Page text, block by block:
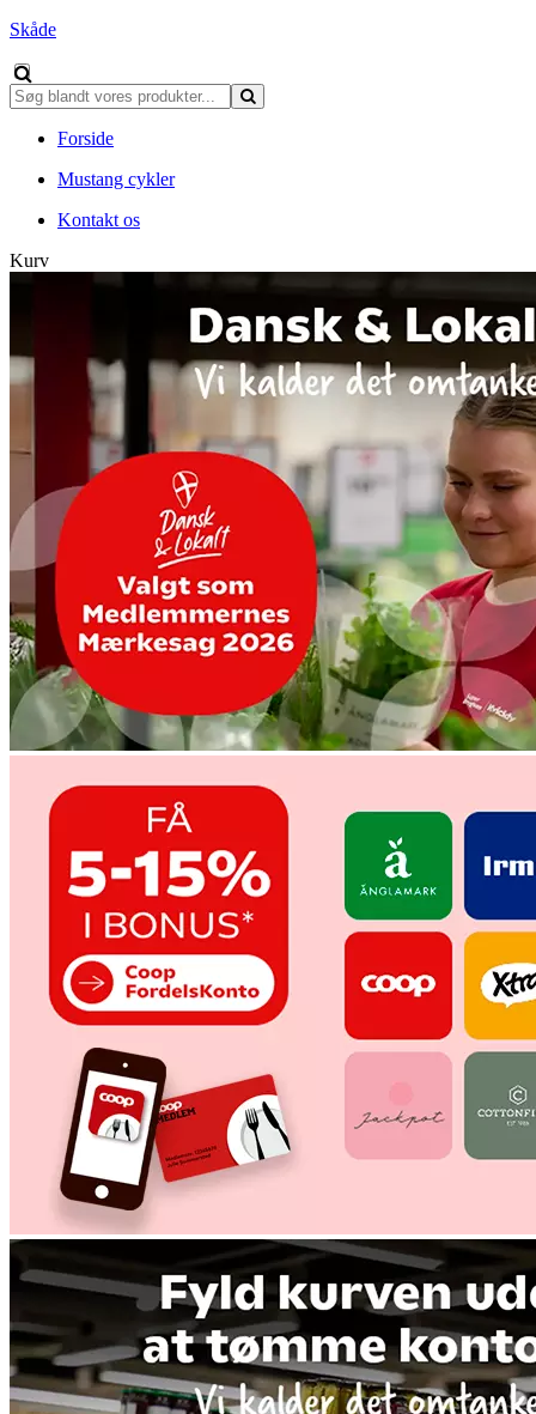
Skåde
Forside
Mustang cykler
Kontakt os
Kurv